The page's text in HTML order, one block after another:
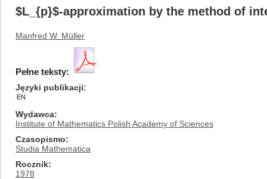
$L_{p}$-approximation by the method of
Manfred W. Müller
Pełne teksty:
Języki publikacji
EN
Wydawca
Institute of Mathematics Polish Academy of Sciences
Czasopismo
Studia Mathematica
Rocznik
1978